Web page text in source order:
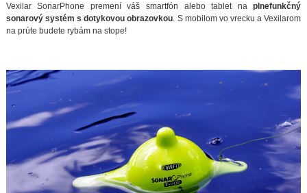
Vexilar SonarPhone premení váš smartfón alebo tablet naplnefunkčný
sonarový systém s dotykovou obrazovkou . S mobilom vo vrecku a Vexilarom
na prúte budete rybám na stope!